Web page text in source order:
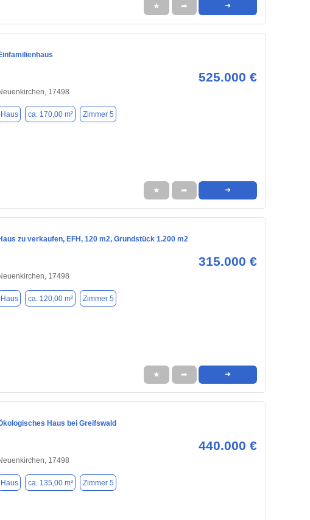
★ ➦ ➜
525.000 €
17498
Haus ca. 170,00 m² Zimmer 5
★ ➦ ➜
zu verkaufen, EFH, 120 m2, Grundstück 1.200 m2
315.000 €
17498
Haus ca. 120,00 m² Zimmer 5
★ ➦ ➜
Haus bei Greifswald
440.000 €
17498
Haus ca. 135,00 m² Zimmer 5